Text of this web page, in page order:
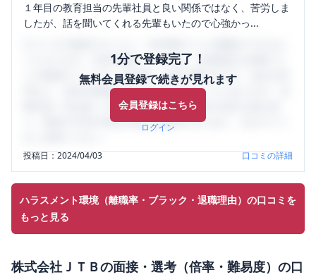
１年目の教育担当の先輩社員と良い関係ではなく、苦労しま
したが、話を聞いてくれる先輩もいたので心強かっ...
1分で登録完了！
無料会員登録で続きが見れます
会員登録はこちら
ログイン
うになります。SHEHUB(シーハブ)は、女性限定の企業口コ
ミの投稿サイトです。給与面・女性の働きやすさ・会社の評
判など、女性の転職は気にすべき点がたくさんあります。先
輩社員（元社員）の口コミを通して、本当の会社の姿を知
り、将来の不安や現在の悩みを解消するために、ぜひサイト
投稿日：2024/04/03 口コミの詳細
ハラスメント環境（離職率・ブラック・退職理由）の口コミを
もっと見る
株式会社ＪＴＢの面接・選考（倍率・難易度） の口